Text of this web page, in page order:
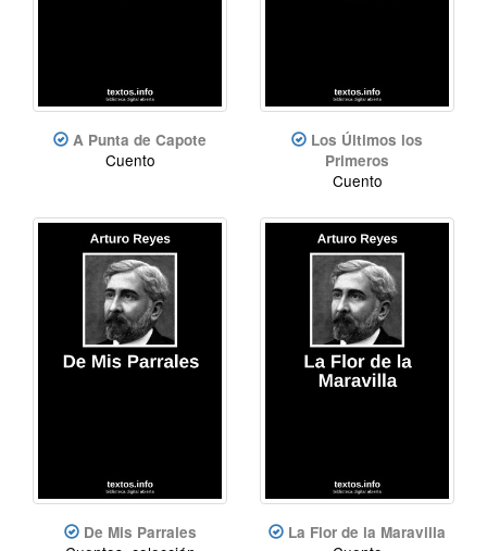
A Punta de Capote
Cuento
Los Últimos los
Primeros
Cuento
De Mis Parrales La Flor de la Maravilla